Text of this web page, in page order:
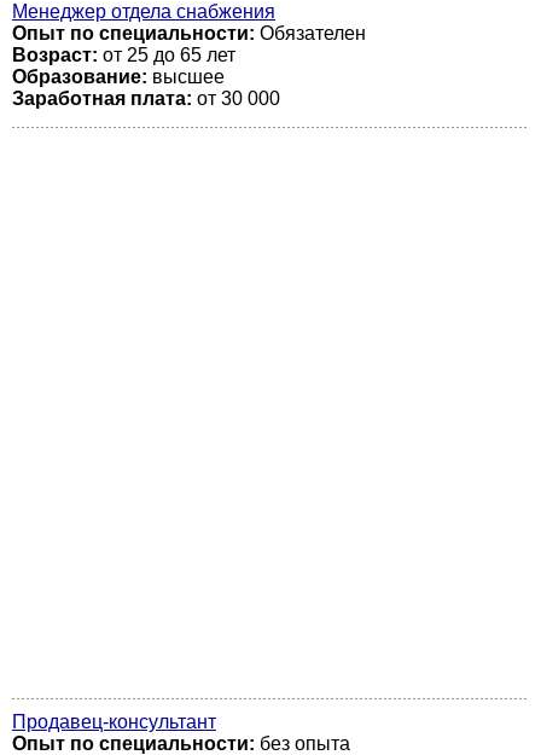
Менеджер отдела снабжения
Опыт по специальности: Обязателен
Возраст: от 25 до 65 лет
Образование: высшее
Заработная плата: от 30 000
Продавец-консультант
Опыт по специальности: без опыта